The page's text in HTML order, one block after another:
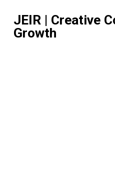
JEIR | Creative
Growth